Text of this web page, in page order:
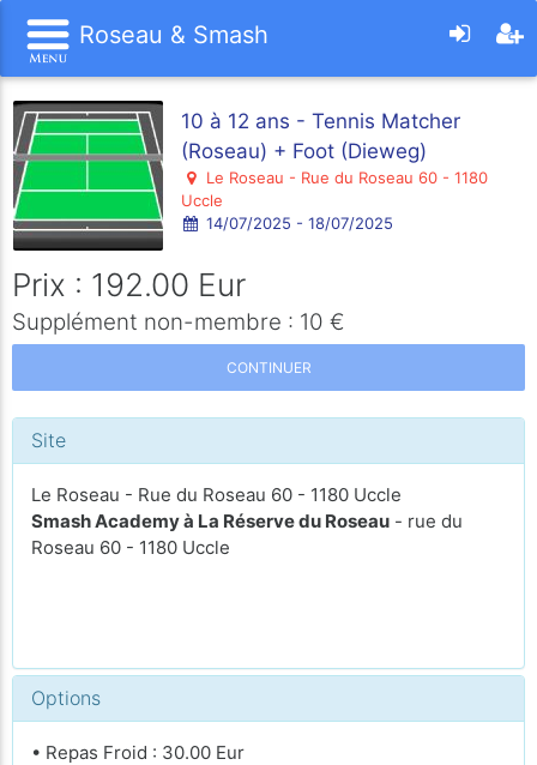
Roseau & Smash
10 à 12 ans - Tennis Matcher
(Roseau) + Foot (Dieweg)
Le Roseau - Rue du Roseau 60 - 1180
Uccle
14/07/2025 - 18/07/2025
Prix : 192.00 Eur
Supplément non-membre : 10 €
CONTINUER
Site
Le Roseau - Rue du Roseau 60 - 1180 Uccle
Smash Academy à La Réserve du Roseau - rue du
Roseau 60 - 1180 Uccle
Options
• Repas Froid : 30.00 Eur